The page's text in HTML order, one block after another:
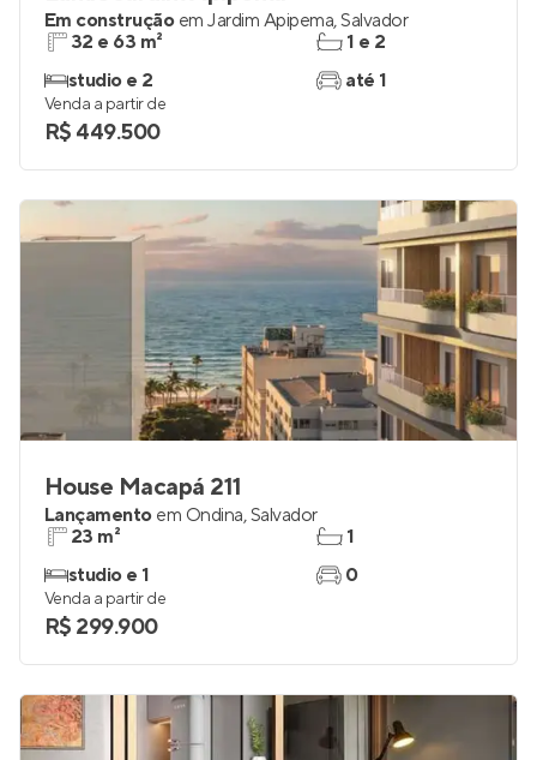
Em construção em Jardim Apipema,Salvador
32 e 63 m²
studio e 2
1 e 2
até 1
Venda a partir de
R$ 449.500
House Macapá 211
Lançamento em Ondina,Salvador
23 m²
studio e 1
1
0
Venda a partir de
R$ 299.900